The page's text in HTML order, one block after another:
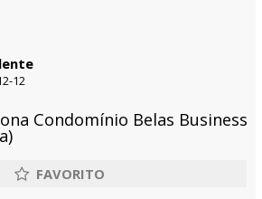
12
Condomínio Belas Business